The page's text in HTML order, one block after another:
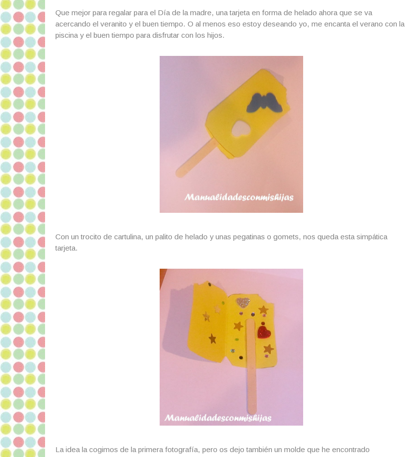
Que mejor para regalar para el Día de la madre, una tarjeta en forma de helado ahora que se va
acercando el veranito y el buen tiempo. O al menos eso estoy deseando yo, me encanta el verano con la
piscina y el buen tiempo para disfrutar con los hijos.
Con un trocito de cartulina, un palito de helado y unas pegatinas o gomets, nos queda esta simpática
tarjeta.
La idea la cogimos de la primera fotografía, pero os dejo también un molde que he encontrado